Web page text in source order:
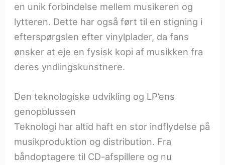
en unik forbindelse mellem musikeren og
lytteren. Dette har også ført til en stigning i
efterspørgslen efter vinylplader, da fans
ønsker at eje en fysisk kopi af musikken fra
deres yndlingskunstnere.
Den teknologiske udvikling og LP’ens
genopblussen
Teknologi har altid haft en stor indflydelse på
musikproduktion og distribution. Fra
båndoptagere til CD-afspillere og nu